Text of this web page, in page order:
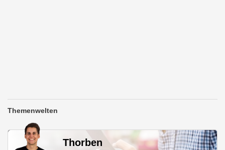
Themenwelten
Thorben